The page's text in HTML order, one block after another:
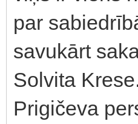
par
savukārt
Solvita
Prigičeva